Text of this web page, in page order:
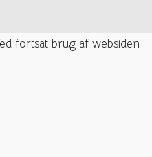
fortsat brug af websiden